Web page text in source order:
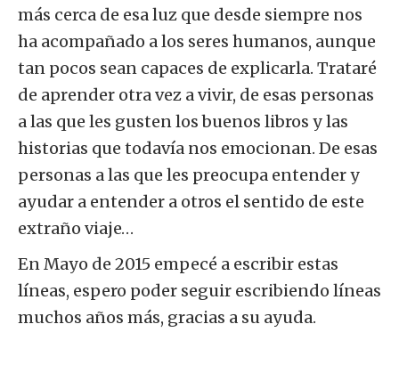
más cerca de esa luz que desde siempre nos
ha acompañado a los seres humanos, aunque
tan pocos sean capaces de explicarla. Trataré
de aprender otra vez a vivir, de esas personas
a las que les gusten los buenos libros y las
historias que todavía nos emocionan. De esas
personas a las que les preocupa entender y
ayudar a entender a otros el sentido de este
extraño viaje…
En Mayo de 2015 empecé a escribir estas
líneas, espero poder seguir escribiendo líneas
muchos años más, gracias a su ayuda.